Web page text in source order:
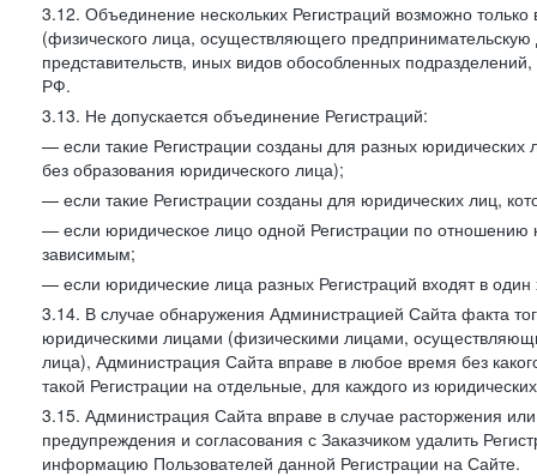
3.12. Объединение нескольких Регистраций возможно
(физического лица, осуществляющего
представительств, иных видов обособленных
РФ.
3.13. Не допускается объединение Регистраций:
— если такие Регистрации созданы для разных
без образования юридического лица);
— если такие Регистрации созданы для юридических лиц,
— если юридическое лицо одной Регистрации по отношению
зависимым;
— если юридические лица разных Регистраций входят в
3.14. В случае обнаружения Администрацией Сайта факта
юридическими лицами (физическими лицами,
лица), Администрация Сайта вправе в любое время без
такой Регистрации на отдельные, для каждого из
3.15. Администрация Сайта вправе в случае расторжения
предупреждения и согласования с Заказчиком удалить
информацию Пользователей данной Регистрации на Сайте.